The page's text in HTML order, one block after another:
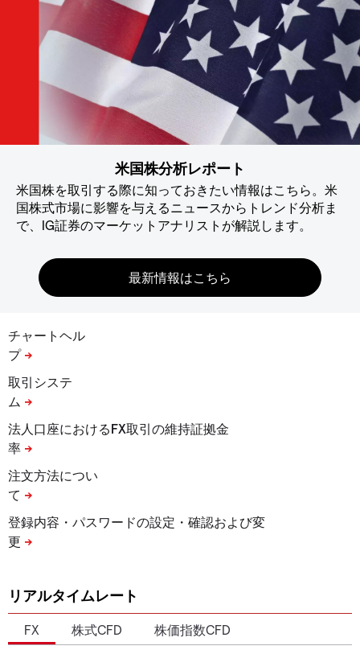
米国株分析レポート
米国株を取引する際に知っておきたい情報はこちら。米
国株式市場に影響を与えるニュースからトレンド分析ま
で、IG証券のマーケットアナリストが解説します。
チャートヘル
プ
取引システ
ム
法人口座におけるFX取引の維持証拠金
率
注文方法につい
て
登録内容・パスワードの設定・確認および変
更
リアルタイムレート
FX 株式CFD 株価指数CFD